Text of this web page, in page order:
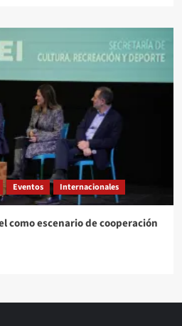
Eventos Internacionales
como escenario de cooperación